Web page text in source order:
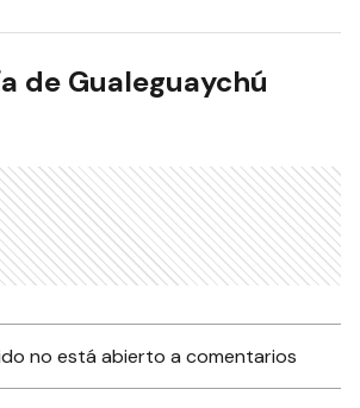
de Gualeguaychú
no está abierto a comentarios